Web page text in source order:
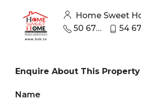
Home Sweet
50 670 440
Enquire About This Property
Name